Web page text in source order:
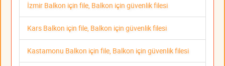
İzmir Balkon için file, Balkon için güvenlik filesi
Kars Balkon için file, Balkon için güvenlik filesi
Kastamonu Balkon için file, Balkon için güvenlik filesi